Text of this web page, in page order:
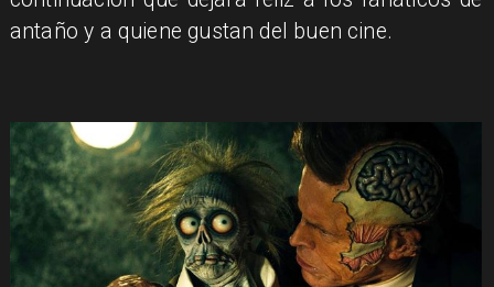
antaño y a quiene gustan del buen cine.